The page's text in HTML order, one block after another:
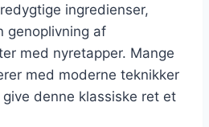
ingredienser,
genoplivning af
med nyretapper. Mange
med moderne teknikker
denne klassiske ret et